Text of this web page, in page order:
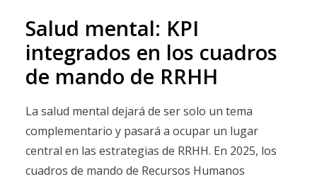
Salud mental: KPI
integrados en los cuadros
de mando de RRHH
La salud mental dejará de ser solo un tema
complementario y pasará a ocupar un lugar
central en las estrategias de RRHH. En 2025, los
cuadros de mando de Recursos Humanos